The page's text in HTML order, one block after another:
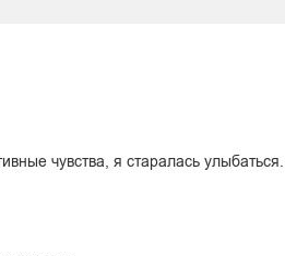
чувства, я старалась